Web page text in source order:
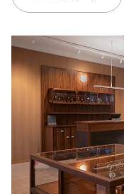
加入 MyOris，您的保修期
MYORIS